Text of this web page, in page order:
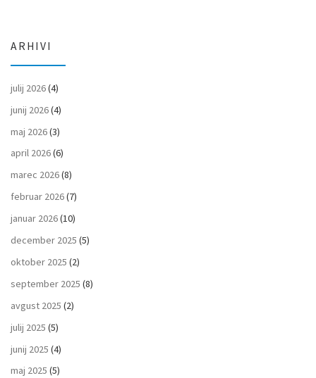
ARHIVI
julij 2026(4)
junij 2026(4)
maj 2026(3)
april 2026(6)
marec 2026(8)
februar 2026(7)
januar 2026(10)
december 2025 (5)
oktober 2025 (2)
september 2025 (8)
avgust 2025 (2)
julij 2025 (5)
junij 2025 (4)
maj 2025 (5)